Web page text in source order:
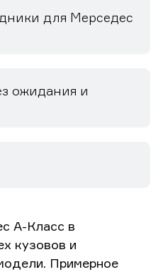
для Мерседес
ожидания и
А-Класс в
кузовов и
Примерное